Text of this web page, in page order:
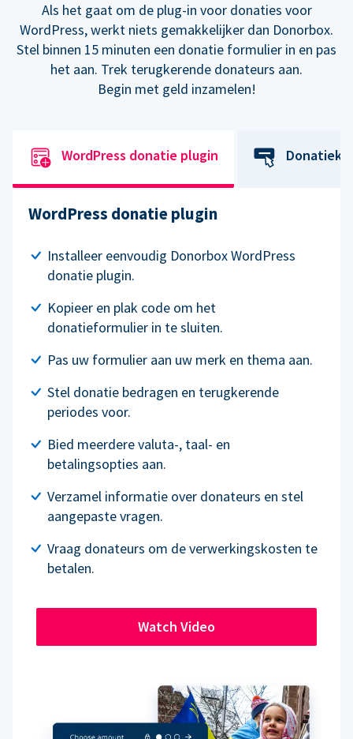
Als het gaat om de plug-in voor donaties voor
WordPress, werkt niets gemakkelijker dan Donorbox.
Stel binnen 15 minuten een donatie formulier in en pas
het aan. Trek terugkerende donateurs aan.
Begin met geld inzamelen!
WordPress donatie plugin
WordPress donatie plugin
Installeer eenvoudig Donorbox WordPress
donatie plugin.
Kopieer en plak code om het
donatieformulier in te sluiten.
Pas uw formulier aan uw merk en thema aan.
Stel donatie bedragen en terugkerende
periodes voor.
Bied meerdere valuta-, taal- en
betalingsopties aan.
Verzamel informatie over donateurs en stel
aangepaste vragen.
Vraag donateurs om de verwerkingskosten te
betalen.
Watch Video